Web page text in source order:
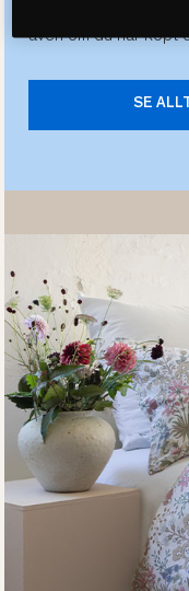
även om du har köpt
SE